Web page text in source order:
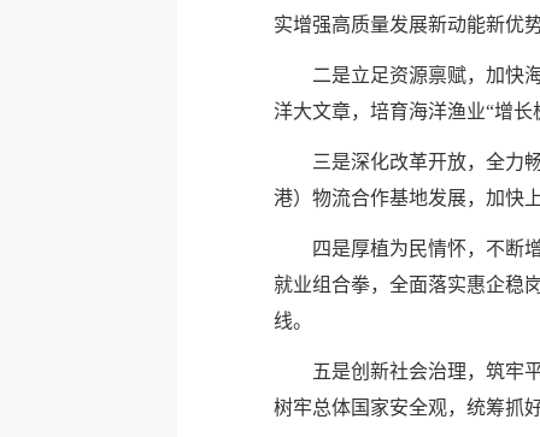
实增强高质量发展新动能新优
二是立足资源禀赋，加快
洋大文章，培育海洋渔业“增
三是深化改革开放，全力
港）物流合作基地发展，加快
四是厚植为民情怀，不断
就业组合拳，全面落实惠企稳
线。
五是创新社会治理，筑牢
树牢总体国家安全观，统筹抓